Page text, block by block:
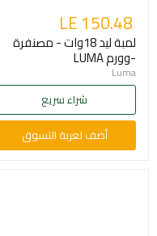
LE 150.48
لمبة ليد 18وات - مصنفرة
-وورم LUMA
Luma
شراء سريع
أضف لعربة التسوق